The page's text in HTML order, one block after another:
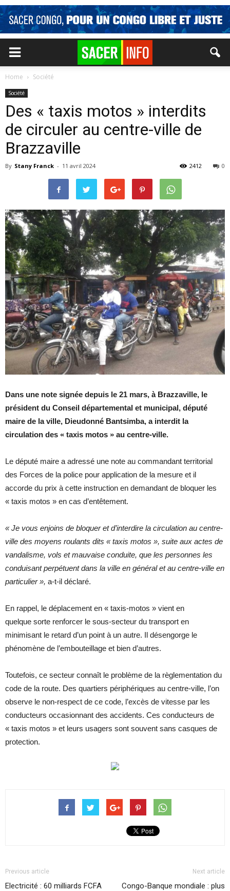
Home Société
Société
Des « taxis motos » interdits
de circuler au centre-ville de
Brazzaville
By Stany Franck - 11 avril 2024 0
2412
Dans une note signée depuis le 21 mars, à Brazzaville, le
président du Conseil départemental et municipal, député
maire de la ville, Dieudonné Bantsimba, a interdit la
circulation des « taxis motos » au centre-ville.
Le député maire a adressé une note au commandant territorial
des Forces de la police pour application de la mesure et il
accorde du prix à cette instruction en demandant de bloquer les
« taxis motos » en cas d’entêtement.
« Je vous enjoins de bloquer et d’interdire la circulation au centre-
ville des moyens roulants dits « taxis motos », suite aux actes de
vandalisme, vols et mauvaise conduite, que les personnes les
conduisant perpétuent dans la ville en général et au centre-ville en
particulier », a-t-il déclaré.
En rappel, le déplacement en « taxis-motos » vient en
quelque sorte renforcer le sous-secteur du transport en
minimisant le retard d’un point à un autre. Il désengorge le
phénomène de l’embouteillage et bien d’autres.
Toutefois, ce secteur connaît le problème de la règlementation du
code de la route. Des quartiers périphériques au centre-ville, l’on
observe le non-respect de ce code, l’excès de vitesse par les
conducteurs occasionnant des accidents. Ces conducteurs de
« taxis motos » et leurs usagers sont souvent sans casques de
protection.
Previous article
Electricité : 60 milliards FCFA
Next article
Congo-Banque mondiale : plus